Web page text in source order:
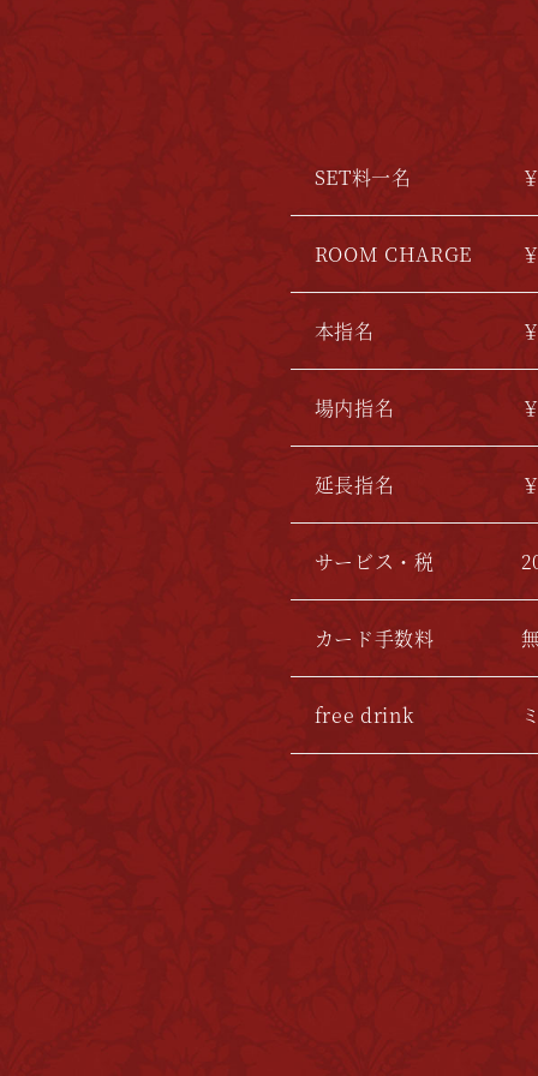
SET料一名
ROOM CHARGE
本指名
場内指名
延長指名
サービス・税
カード手数料
free drink